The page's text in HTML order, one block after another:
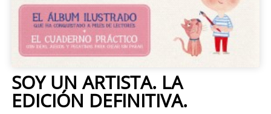
SOY UN ARTISTA. LA
EDICIÓN DEFINITIVA.